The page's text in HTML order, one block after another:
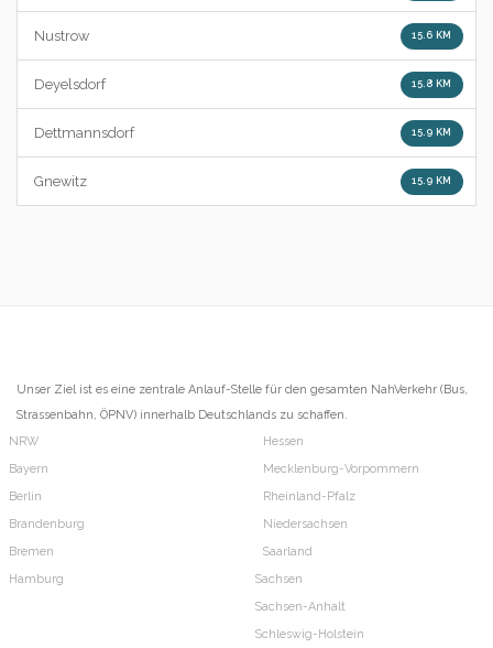
Nustrow 15.6 KM
Deyelsdorf 15.8 KM
Dettmannsdorf 15.9 KM
Gnewitz 15.9 KM
Unser Ziel ist es eine zentrale Anlauf-Stelle für den gesamten NahVerkehr (Bus,
Strassenbahn, ÖPNV) innerhalb Deutschlands zu schaffen.
NRW
Bayern
Berlin
Brandenburg
Bremen
Hamburg
Hessen
Mecklenburg-Vorpommern
Rheinland-Pfalz
Niedersachsen
Saarland
Sachsen
Sachsen-Anhalt
Schleswig-Holstein